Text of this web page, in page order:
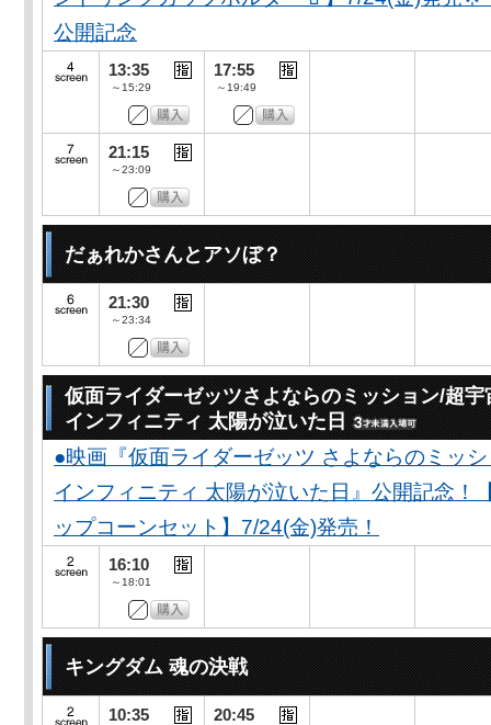
公開記念
13:35
～15:29
17:55
～19:49
21:15
～23:09
だぁれかさんとアソぼ？
21:30
～23:34
仮面ライダーゼッツさよならのミッション/超
インフィニティ 太陽が泣いた日
●映画『仮面ライダーゼッツ さよならのミッ
インフィニティ 太陽が泣いた日』公開記念！
ップコーンセット】7/24(金)発売！
16:10
～18:01
キングダム 魂の決戦
10:35 20:45